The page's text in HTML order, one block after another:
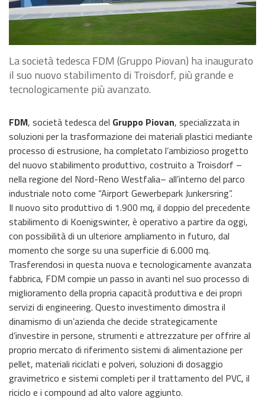
La società tedesca FDM (Gruppo Piovan) ha inaugurato
il suo nuovo stabilimento di Troisdorf, più grande e
tecnologicamente più avanzato.
FDM, società tedesca del Gruppo Piovan, specializzata in
soluzioni per la trasformazione dei materiali plastici mediante
processo di estrusione, ha completato l’ambizioso progetto
del nuovo stabilimento produttivo, costruito a Troisdorf –
nella regione del Nord-Reno Westfalia– all’interno del parco
industriale noto come “Airport Gewerbepark Junkersring”.
Il nuovo sito produttivo di 1.900 mq, il doppio del precedente
stabilimento di Koenigswinter, è operativo a partire da oggi,
con possibilità di un ulteriore ampliamento in futuro, dal
momento che sorge su una superficie di 6.000 mq.
Trasferendosi in questa nuova e tecnologicamente avanzata
fabbrica, FDM compie un passo in avanti nel suo processo di
miglioramento della propria capacità produttiva e dei propri
servizi di engineering. Questo investimento dimostra il
dinamismo di un’azienda che decide strategicamente
d’investire in persone, strumenti e attrezzature per offrire al
proprio mercato di riferimento sistemi di alimentazione per
pellet, materiali riciclati e polveri, soluzioni di dosaggio
gravimetrico e sistemi completi per il trattamento del PVC, il
riciclo e i compound ad alto valore aggiunto.